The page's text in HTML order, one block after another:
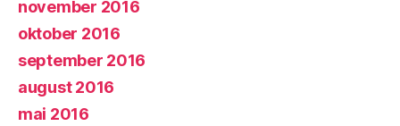
november 2016
oktober 2016
september 2016
august 2016
mai 2016